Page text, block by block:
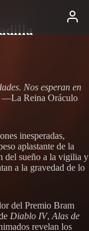
Nos esperan en
—La Reina Oráculo
inesperadas,
aplastante de la
del sueño a la vigilia y
a la gravedad de lo
del Premio Bram
Diablo IV, Alas de
revelan los